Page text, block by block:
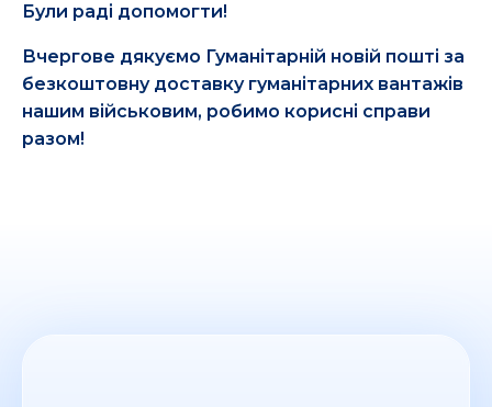
Були раді допомогти!
Вчергове дякуємо Гуманітарній новій пошті за
безкоштовну доставку гуманітарних вантажів
нашим військовим, робимо корисні справи
разом!